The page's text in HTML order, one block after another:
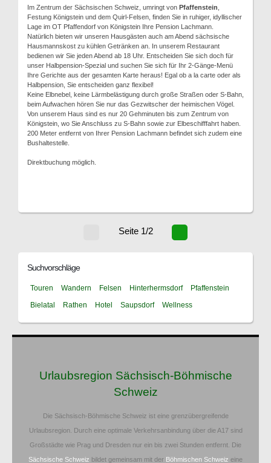
Im Zentrum der Sächsischen Schweiz, umringt von Pfaffenstein
Festung Königstein und dem Quirl-Felsen, finden Sie in ruhiger, idyllischer
Lage im OT Pfaffendorf von Königstein Ihre Pension Lachmann.
Natürlich bieten wir unseren Hausgästen auch am Abend sächsische
Hausmannskost zu kühlen Getränken an. In unserem Restaurant
bedienen wir Sie jeden Abend ab 18 Uhr. Entscheiden Sie sich doch für
unser Halbpension-Spezial und suchen Sie sich für Ihr 2-Gänge-Menü
Ihre Gerichte aus der gesamten Karte heraus! Egal ob a la carte oder als
Halbpension, Sie entscheiden ganz flexibel!
Keine Elbnebel, keine Lärmbelästigung durch große Straßen oder S-Bahn,
beim Aufwachen hören Sie nur das Gezwitscher der heimischen Vögel.
Von unserem Haus sind es nur 20 Gehminuten bis zum Zentrum von
Königstein, wo Sie Anschluss zu S-Bahn sowie zur Elbeschifffahrt haben.
200 Meter entfernt von Ihrer Pension Lachmann befindet sich zudem eine
Bushaltestelle.
Direktbuchung möglich.
Seite 1/2
Suchvorschläge
Touren Wandern Felsen Hinterhermsdorf
Pfaffenstein
Bielatal
Rathen Hotel Saupsdorf Wellness
Urlaubsregion Sächsisch-Böhmische
Schweiz
Die Sächsisch-Böhmische Schweiz ist eine grenzübergreifende
Urlaubsregion. Durch eine optimale Verkehrsanbindung über die A17 sind
Großstädte wie Prag und Dresden nur ein bis zwei Stunden entfernt. Die
Sächsische Schweiz bildet gemeinsam mit der Böhmischen Schweiz eine